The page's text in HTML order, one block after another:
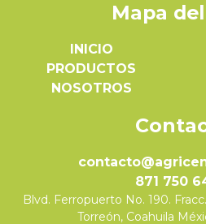
Mapa
INICIO
PRODUCTOS
NOSOTROS
871 750
Blvd. Ferropuerto No. 190.
Torreón, Coahuila